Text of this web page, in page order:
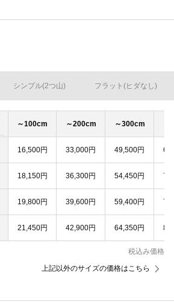
シンプル(2つ山) フラット(ヒダなし)
～100cm ～200cm ～300cm
16,500円 33,000円 49,500円
18,150円 36,300円 54,450円
19,800円 39,600円 59,400円
21,450円 42,900円 64,350円
税込み価格
上記以外のサイズの価格はこちら